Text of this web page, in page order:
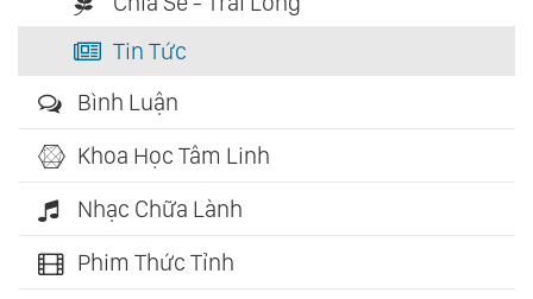
Tin Tức
Bình Luận
Khoa Học Tâm Linh
Nhạc Chữa Lành
Phim Thức Tỉnh